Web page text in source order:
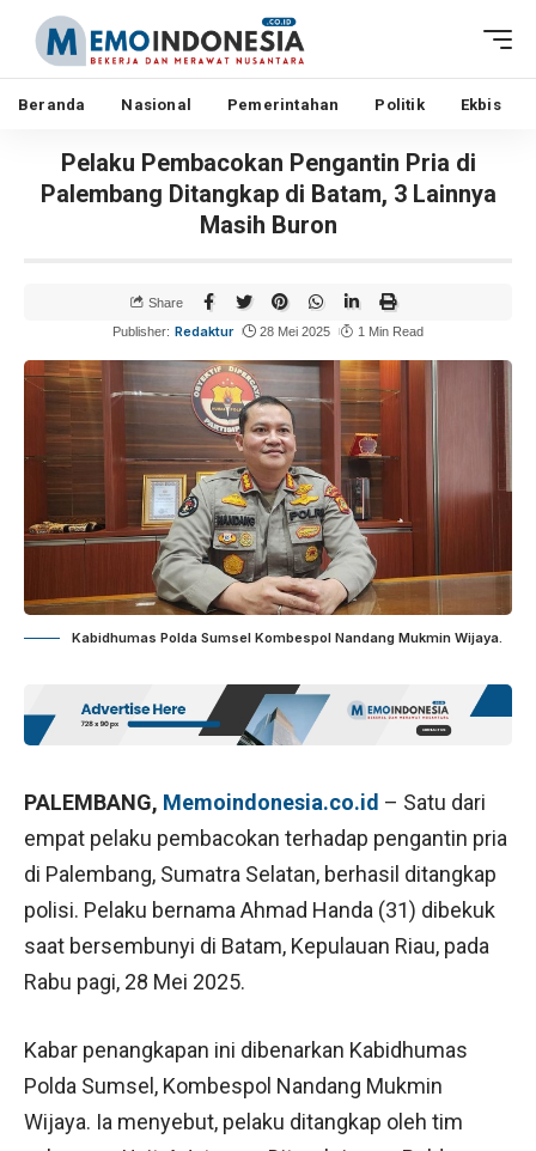
Beranda Nasional Pemerintahan Politik Ekbis
Pelaku Pembacokan Pengantin Pria di
Palembang Ditangkap di Batam, 3 Lainnya
Masih Buron
Publisher: Redaktur 28 Mei 2025 1 Min Read
Share
Kabidhumas Polda Sumsel Kombespol Nandang Mukmin Wijaya.
PALEMBANG, Memoindonesia.co.id – Satu dari
empat pelaku pembacokan terhadap pengantin pria
di Palembang, Sumatra Selatan, berhasil ditangkap
polisi. Pelaku bernama Ahmad Handa (31) dibekuk
saat bersembunyi di Batam, Kepulauan Riau, pada
Rabu pagi, 28 Mei 2025.
Kabar penangkapan ini dibenarkan Kabidhumas
Polda Sumsel, Kombespol Nandang Mukmin
Wijaya. Ia menyebut, pelaku ditangkap oleh tim